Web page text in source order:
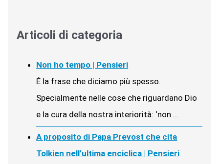
Articoli di categoria
Non ho tempo | Pensieri
É la frase che diciamo più spesso.
Specialmente nelle cose che riguardano Dio
e la cura della nostra interiorità: ‘non ...
A proposito di Papa Prevost che cita
Tolkien nell’ultima enciclica | Pensieri